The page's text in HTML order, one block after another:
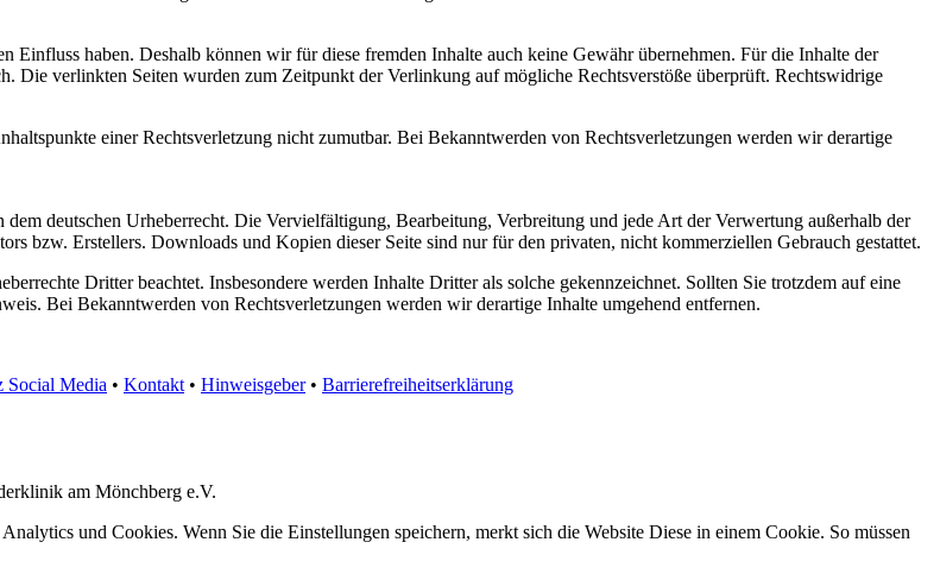
haben. Deshalb können wir für diese fremden Inhalte auch keine Gewähr übernehmen. Für die Inhalte der
Die verlinkten Seiten wurden zum Zeitpunkt der Verlinkung auf mögliche Rechtsverstöße überprüft. Rechtswidrige
einer Rechtsverletzung nicht zumutbar. Bei Bekanntwerden von Rechtsverletzungen werden wir derartige
deutschen Urheberrecht. Die Vervielfältigung, Bearbeitung, Verbreitung und jede Art der Verwertung außerhalb der
bzw. Erstellers. Downloads und Kopien dieser Seite sind nur für den privaten, nicht kommerziellen Gebrauch gestattet.
Dritter beachtet. Insbesondere werden Inhalte Dritter als solche gekennzeichnet. Sollten Sie trotzdem auf eine
Bei Bekanntwerden von Rechtsverletzungen werden wir derartige Inhalte umgehend entfernen.
Social Media • Kontakt • Hinweisgeber• Barrierefreiheitserklärung
am Mönchberg e.V.
und Cookies. Wenn Sie die Einstellungen speichern, merkt sich die Website Diese in einem Cookie. So müssen